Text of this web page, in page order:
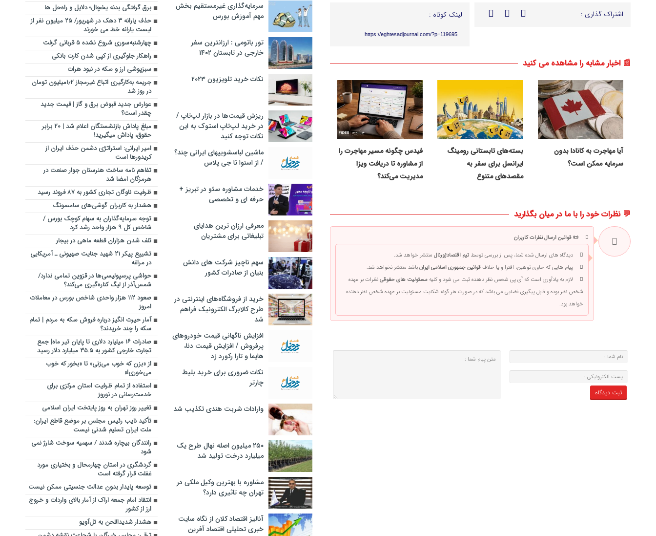
اشتراک گذاری : لینک کوتاه :
https://eghtesadjournal.com/?p=119695
📰 اخبار مشابه را مشاهده می کنید
آیا مهاجرت به کانادا بدون
سرمایه ممکن است؟
بسته‌های تابستانی رومینگ
ایرانسل برای سفر به
مقصدهای متنوع
فیدس چگونه مسیر مهاجرت را
از مشاوره تا دریافت ویزا
مدیریت می‌کند؟
💬 نظرات خود را با ما در میان بگذارید
📜 قوانین ارسال نظرات کاربران
دیدگاه های ارسال شده شما، پس از بررسی توسط تیم اقتصادژورنال منتشر خواهد شد.
پیام هایی که حاوی توهین، افترا و یا خلاف قوانین جمهوری اسلامی ایرانباشد منتشر نخواهد شد.
لازم به یادآوری است که آی پی شخص نظر دهنده ثبت می شود و کلیه مسئولیت های حقوقینظرات بر عهده
شخص نظر بوده و قابل پیگیری قضایی می باشد که در صورت هر گونه شکایت مسئولیت بر عهده شخص نظر دهنده
خواهد بود.
سرمایه‌گذاری غیرمستقیم بخش
مهم آموزش بورس
تور باتومی : ارزانترین سفر
خارجی در تابستان ۱۴۰۲
نکات خرید تلویزیون ۲۰۲۳
ریزش قیمت‌ها در بازار لپ‌تاپ /
در خرید لپ‌تاپ استوک به این
نکات توجه کنید
ماشین لباسشویی‎های ایرانی چند؟
/ از اسنوا تا جی پلاس
خدمات مشاوره سئو در تبریز +
حرفه ای و تخصصی
معرفی ارزان ترین هدایای
تبلیغاتی برای مشتریان
سهم ناچیز شرکت های دانش
بنیان از صادرات کشور
خرید از فروشگاه‌های اینترنتی در
طرح کالابرگ الکترونیک فراهم
شد
افزایش ناگهانی قیمت خودروهای
پرفروش / افزایش قیمت دنا،
هایما و تارا رکورد زد
نکات ضروری برای خرید بلیط
چارتر
وارادات شربت هندی تکذیب شد
۲۵۰ میلیون اصله نهال طرح یک
میلیارد درخت تولید شد
مشاوره با بهترین وکیل ملکی در
تهران چه تاثیری دارد؟
آنالیز اقتصاد کلان از نگاه سایت
خبری تحلیلی اقتصاد آفرین
برق گرفتگی بدنه یخچال؛ دلایل و راه‌حل‌ ها
حذف یارانه ۳ دهک در شهریور/ ۲۵ میلیون نفر از
لیست یارانه خط می خورند
چهارشنبه‌سوری شروع نشده ۵ قربانی گرفت
راهکار جلوگیری از کپی شدن کارت بانکی
سبزپوشی ارز و سکه در نبود هرات
جریمه به‌کارگیری اتباع غیرمجاز ۱٫۲میلیون تومان
در روز شد
عوارض جدید قبوض برق و گاز | قیمت جدید
چقدر است؟
مبلغ پاداش بازنشستگان اعلام شد | ۲۰ برابر
حقوق، پاداش میگیرید!
امیر ایرانی: استراتژی دشمن حذف ایران از
کریدورها است
تفاهم نامه ساخت هنرستان جوار صنعت در
هرمزگان امضا شد
ظرفیت ناوگان تجاری کشور به ۸۷ فروند رسید
هشدار به کاربران گوشی‌های سامسونگ
توجه سرمایه‌گذاران به سهام کوچک بورس /
شاخص کل ۹ هزار واحد رشد کرد
تلف شدن هزاران قطعه ماهی در بیجار
تشییع پیکر ۲۱ شهید جنایت صهیونی ـ آمریکایی
در مراغه
حواشی پرسپولیسی‌ها در قزوین تمامی ندارد/
شمس‌آذر از لیگ کناره‌گیری می‌کند؟
صعود ۱۱۲ هزار واحدی شاخص بورس در معاملات
امروز
آمار حیرت انگیز درباره فروش سکه به مردم | تمام
سکه را چند خریدند؟
صادرات ۱۶ میلیارد دلاری تا پایان تیر ماه| جمع
تجارت خارجی کشور به ۳۵.۵ میلیارد دلار رسید
از «بزن که خوب می‌زنی» تا «بخور که خوب
می‌خوری!»
استفاده از تمام ظرفیت استان مرکزی برای
خدمت‌رسانی در نوروز
تغییر روز تهران به روز پایتخت ایران اسلامی
تأکید نایب رئیس مجلس بر موضع قاطع ایران:
ملت ایران تسلیم شدنی نیست
رانندگان بیچاره شدند / سهمیه سوخت شارژ نمی
شود
گردشگری در استان چهارمحال و بختیاری مورد
غفلت قرار گرفته است
توسعه پایدار بدون عدالت جنسیتی ممکن نیست
انتقاد امام جمعه اراک از آمار بالای واردات و خروج
ارز از کشور
هشدار شدیداللحن به تل‌آویو